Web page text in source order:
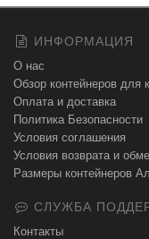
ИНФОРМАЦИЯ
О нас
Обзор контейнеров для
Оплата и доставка
Политика Безопасности
Условия соглашения
Условия возврата и
Размеры контейнеров
СЛУЖБА
Контакты